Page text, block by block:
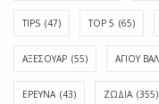
TIPS (47) TOP 5 (65)
ΑΞΕΣΟΥΑΡ (55) ΑΓΊΟΥ
ΕΡΕΥΝΑ (43) ΖΩΔΙΑ (355)